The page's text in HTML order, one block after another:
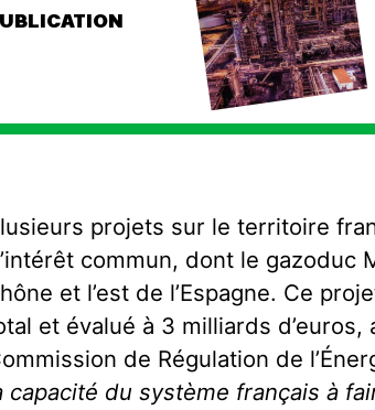
projets sur le territoire
commun, dont le gazoduc
et l’est de l’Espagne. Ce
et évalué à 3 milliards d’euros,
de Régulation de
capacité du système français à